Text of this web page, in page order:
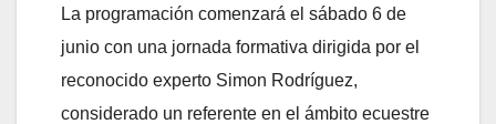
La programación comenzará el sábado 6 de
junio con una jornada formativa dirigida por el
reconocido experto Simon Rodríguez,
considerado un referente en el ámbito ecuestre